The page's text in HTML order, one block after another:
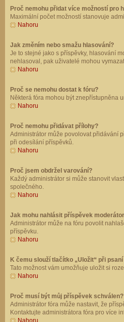
Proč nemohu přidat více možností pro
Maximální počet možností stanovuje
Nahoru
Jak změním nebo smažu hlasování?
Je to stejné jako s příspěvky, hlasování
nehlasoval, pak uživatelé mohou
Nahoru
Proč se nemohu dostat k fóru?
Některá fóra mohou být znepřístupněna
Nahoru
Proč nemohu přidávat přílohy?
Administrátor může povolovat přidávání
při odesílání příspěvků.
Nahoru
Proč jsem obdržel varování?
Každý administrátor si může stanovit
společného.
Nahoru
Jak mohu nahlásit příspěvek
Administrátor může na fóru povolit
příspěvku.
Nahoru
K čemu slouží tlačítko „Uložit“ při
Tato možnost vám umožňuje uložit si
Nahoru
Proč musí být můj příspěvek schválen?
Administrátor fóra může nastavit, že
Kontaktujte administrátora fóra pro více
Nahoru